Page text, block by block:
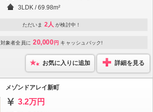
3LDK / 69.98m²
ただいま 2人 が検討中！
対象者全員に 20,000 円 キャッシュバック!
お気に入りに追加 詳細を見る
メゾンドアレイ新町
3.2万円